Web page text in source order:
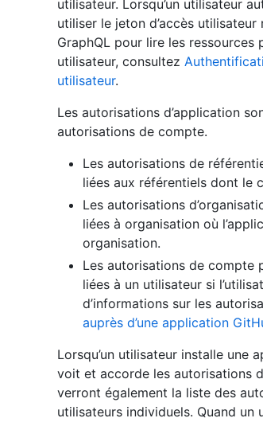
utilisateur. Lorsqu’un utilisateur
utiliser le jeton d’accès utilisateur
GraphQL pour lire les ressources
utilisateur, consultez
utilisateur.
Les autorisations d’application
autorisations de compte.
Les autorisations de
liées aux référentiels dont le
Les autorisations
liées à organisation où
organisation.
Les autorisations de compte
liées à un utilisateur si
d’informations sur les
auprès d’une application
Lorsqu’un utilisateur installe une
voit et accorde les autorisations
verront également la liste des
utilisateurs individuels. Quand